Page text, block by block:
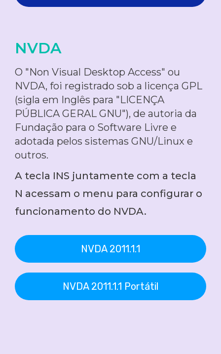
NVDA
O "Non Visual Desktop Access" ou
NVDA, foi registrado sob a licença GPL
(sigla em Inglês para "LICENÇA
PÚBLICA GERAL GNU"), de autoria da
Fundação para o Software Livre e
adotada pelos sistemas GNU/Linux e
outros.
A tecla INS juntamente com a tecla
N acessam o menu para configurar o
funcionamento do NVDA.
NVDA 2011.1.1
NVDA 2011.1.1 Portátil